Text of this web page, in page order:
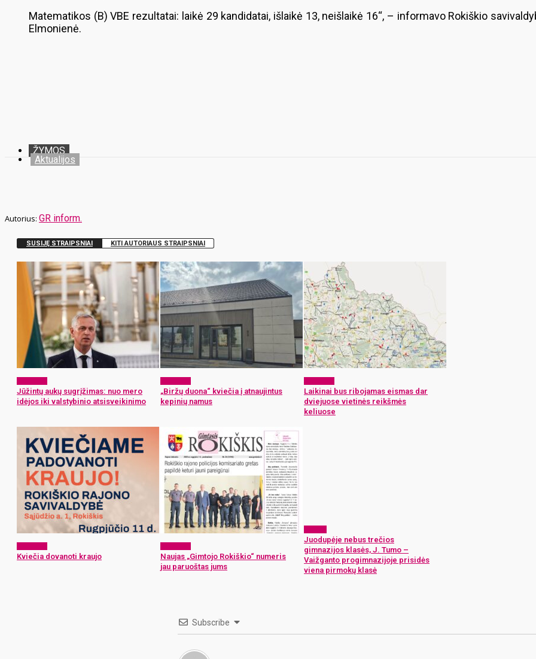
Matematikos (B) VBE rezultatai: laikė 29 kandidatai, išlaikė 13, neišlaikė 16“, – informavo Rokiškio
Elmonienė.
ŽYMOS
Aktualijos
GR inform.
SUSIJĘ STRAIPSNIAI KITI AUTORIAUS STRAIPSNIAI
Jūžintų aukų sugrįžimas: nuo mero
idėjos iki valstybinio atsisveikinimo
„Biržų duona“ kviečia į atnaujintus
kepinių namus
Laikinai bus ribojamas eismas dar
dviejuose vietinės reikšmės
keliuose
Kviečia dovanoti kraujo
Naujas „Gimtojo Rokiškio“ numeris
jau paruoštas jums
Juodupėje nebus trečios
gimnazijos klasės, J. Tumo –
Vaižganto progimnazijoje prisidės
viena pirmokų klasė
Subscribe